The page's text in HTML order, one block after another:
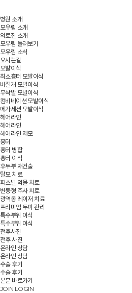
병원 소개
모우림 소개
의료진 소개
모우림 둘러보기
모우림 소식
오시는길
모발이식
최소흉터 모발이식
비절개 모발이식
무삭발 모발이식
컴비네이션 모발이식
메가세션 모발이식
헤어라인
헤어라인
헤어라인 제모
흉터
흉터 병합
흉터 이식
후두부 재건술
탈모 치료
퍼스널 약물 치료
변동형 주사 치료
광역동 레이저 치료
프리미엄 두피 관리
특수부위 이식
특수부위 이식
전후사진
전후 사진
온라인 상담
온라인 상담
수술 후기
수술 후기
본문 바로가기
JOIN LOGIN